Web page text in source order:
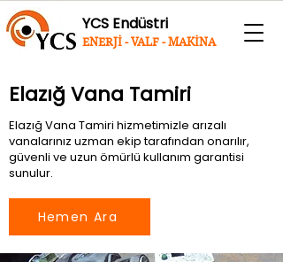
YCS Endüstri
ENERJİ - VALF - MAKİNA
Elazığ Vana Tamiri
Elazığ Vana Tamiri hizmetimizle arızalı
vanalarınız uzman ekip tarafından onarılır,
güvenli ve uzun ömürlü kullanım garantisi
sunulur.
Hemen Ara